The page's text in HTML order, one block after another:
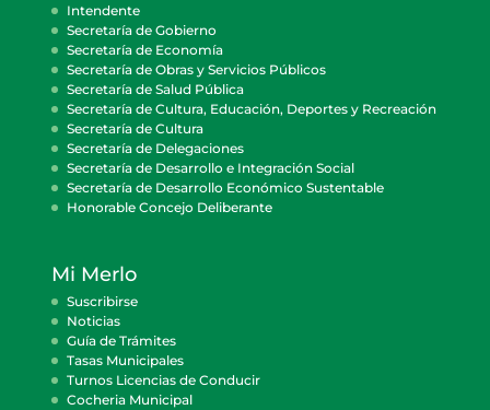
Intendente
Secretaría de Gobierno
Secretaría de Economía
Secretaría de Obras y Servicios Públicos
Secretaría de Salud Pública
Secretaría de Cultura, Educación, Deportes y Recreación
Secretaría de Cultura
Secretaría de Delegaciones
Secretaría de Desarrollo e Integración Social
Secretaría de Desarrollo Económico Sustentable
Honorable Concejo Deliberante
Mi Merlo
Suscribirse
Noticias
Guía de Trámites
Tasas Municipales
Turnos Licencias de Conducir
Cocheria Municipal